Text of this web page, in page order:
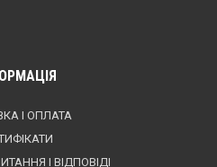
І ОПЛАТА
І ВІДПОВІДІ